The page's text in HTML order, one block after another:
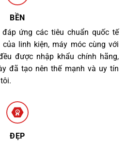
BỀN
ứng các tiêu chuẩn quốc tế
linh kiện, máy móc cùng với
được nhập khẩu chính hãng,
đã tạo nên thế mạnh và uy tín
ĐẸP